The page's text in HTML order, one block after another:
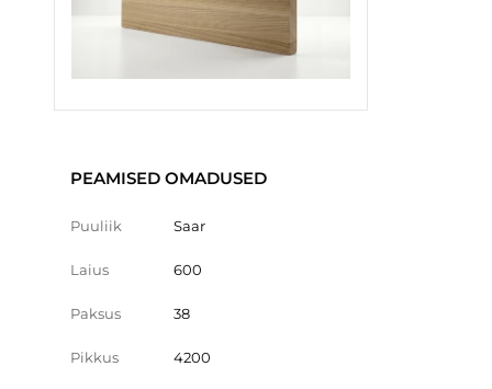
PEAMISED OMADUSED
Puuliik Saar
Laius 600
Paksus 38
Pikkus 4200